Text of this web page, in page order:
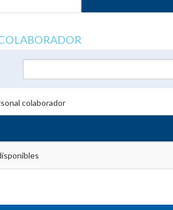
colaborador